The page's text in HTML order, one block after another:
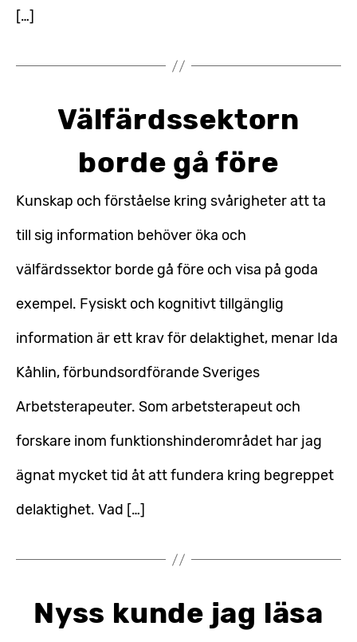
[…]
Välfärdssektorn
borde gå före
Kunskap och förståelse kring svårigheter att ta
till sig information behöver öka och
välfärdssektor borde gå före och visa på goda
exempel. Fysiskt och kognitivt tillgänglig
information är ett krav för delaktighet, menar Ida
Kåhlin, förbundsordförande Sveriges
Arbetsterapeuter. Som arbetsterapeut och
forskare inom funktionshinderområdet har jag
ägnat mycket tid åt att fundera kring begreppet
delaktighet. Vad […]
Nyss kunde jag läsa